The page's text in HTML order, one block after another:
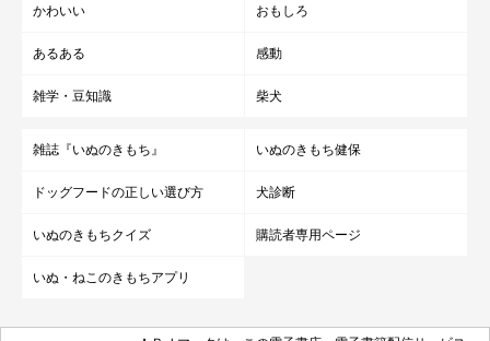
かわいい おもしろ
あるある 感動
雑学・豆知識 柴犬
雑誌『いぬのきもち』 いぬのきもち健保
ドッグフードの正しい選び方 犬診断
いぬのきもちクイズ 購読者専用ページ
いぬ・ねこのきもちアプリ